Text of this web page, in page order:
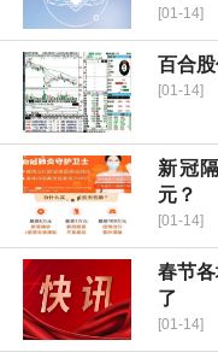
[01-14]
百合
[01-14]
新冠
元？
[01-14]
春节
了
[01-14]